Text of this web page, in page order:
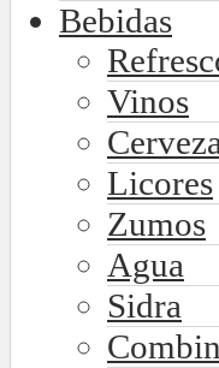
Bebidas
Vinos
Licores
Zumos
Agua
Sidra